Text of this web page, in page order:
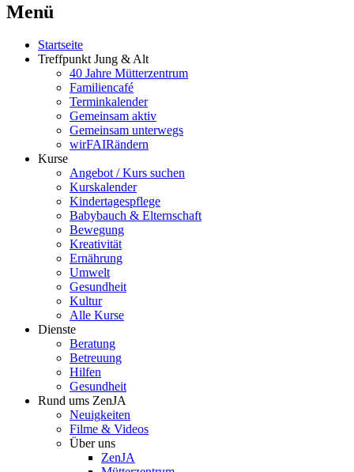
Menü
Startseite
Treffpunkt Jung & Alt
40 Jahre Mütterzentrum
Familiencafé
Terminkalender
Gemeinsam aktiv
Gemeinsam unterwegs
wirFAIRändern
Kurse
Angebot / Kurs suchen
Kurskalender
Kindertagespflege
Babybauch & Elternschaft
Bewegung
Kreativität
Ernährung
Umwelt
Gesundheit
Kultur
Alle Kurse
Dienste
Beratung
Betreuung
Hilfen
Gesundheit
Rund ums ZenJA
Neuigkeiten
Filme & Videos
Über uns
ZenJA